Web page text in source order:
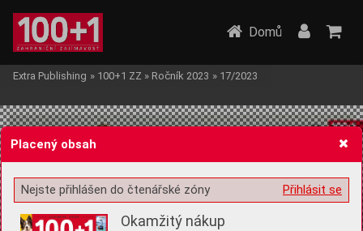
Žádost o souhlas s ukládáním volitelných informací
Domů
Extra Publishing » 100+1 ZZ » Ročník 2023 » 17/2023
Placený obsah
Přihlásit se
Nejste přihlášen do čtenářské zóny
Okamžitý nákup